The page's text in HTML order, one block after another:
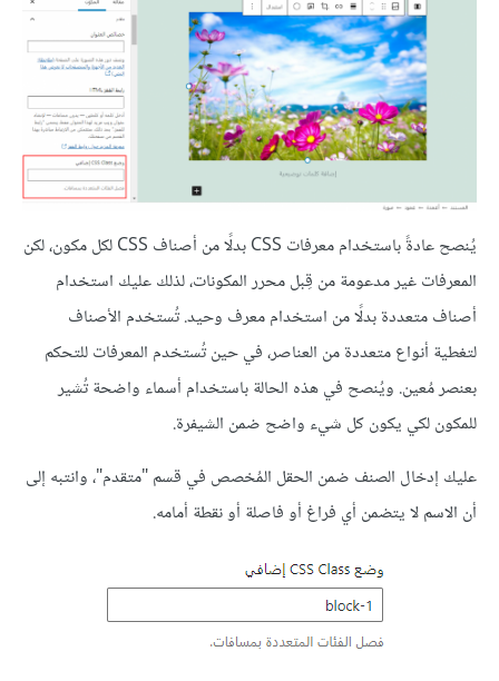
يُنصح عادةً باستخدام معرفات CSS بدلًا من أصناف CSS لكل مكون، لكن
المعرفات غير مدعومة من قِبل محرر المكونات، لذلك عليك استخدام
أصناف متعددة بدلًا من استخدام معرف وحيد. تُستخدم الأصناف
لتغطية أنواع متعددة من العناصر، في حين تُستخدم المعرفات للتحكم
بعنصر مُعين. ويُنصح في هذه الحالة باستخدام أسماء واضحة تُشير
للمكون لكي يكون كل شيء واضح ضمن الشيفرة.
عليك إدخال الصنف ضمن الحقل المُخصص في قسم "متقدم"، وانتبه إلى
أن الاسم لا يتضمن أي فراغ أو فاصلة أو نقطة أمامه.